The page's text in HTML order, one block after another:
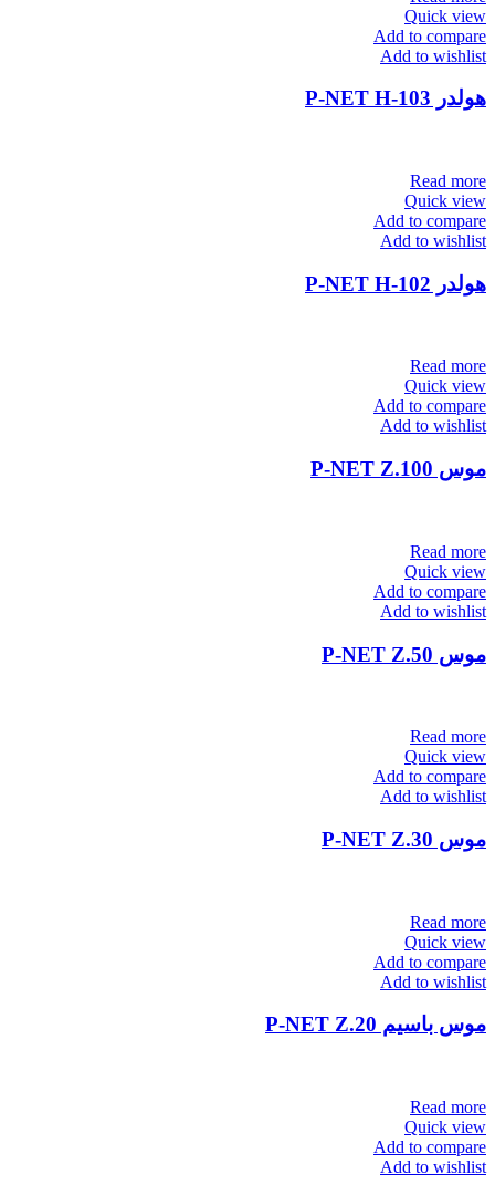
Quick view
Add to compare
Add to wishlist
هولدر P-NET H-103
Read more
Quick view
Add to compare
Add to wishlist
هولدر P-NET H-102
Read more
Quick view
Add to compare
Add to wishlist
موس P-NET Z.100
Read more
Quick view
Add to compare
Add to wishlist
موس P-NET Z.50
Read more
Quick view
Add to compare
Add to wishlist
موس P-NET Z.30
Read more
Quick view
Add to compare
Add to wishlist
موس باسیم P-NET Z.20
Read more
Quick view
Add to compare
Add to wishlist